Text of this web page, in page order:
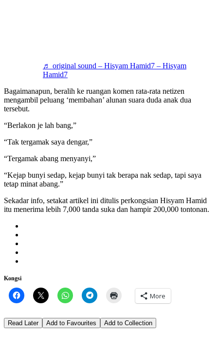
♬ original sound – Hisyam Hamid7 – Hisyam
Hamid7
Bagaimanapun, beralih ke ruangan komen rata-rata netizen
mengambil peluang ‘membahan’ alunan suara duda anak dua
tersebut.
“Berlakon je lah bang,”
“Tak tergamak saya dengar,”
“Tergamak abang menyanyi,”
“Kejap bunyi sedap, kejap bunyi tak berapa nak sedap, tapi saya
tetap minat abang.”
Sekadar info, setakat artikel ini ditulis perkongsian Hisyam Hamid
itu menerima lebih 7,000 tanda suka dan hampir 200,000 tontonan.
Kongsi
More
Read Later Add to Favourites Add to Collection